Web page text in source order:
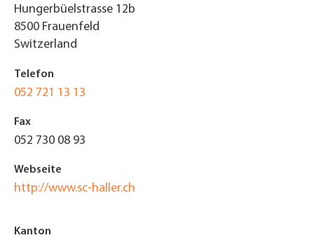
Hungerbüelstrasse 12b
8500 Frauenfeld
Switzerland
Telefon
052 721 13 13
Fax
052 730 08 93
Webseite
http://www.sc-haller.ch
Kanton